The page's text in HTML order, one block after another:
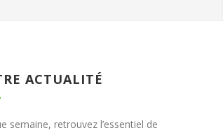
ACTUALITÉ
semaine, retrouvez l’essentiel de